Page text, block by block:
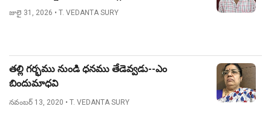
జులై 31, 2026 • T. VEDANTA SURY
తల్లి గర్భము నుండి ధనము తేడెవ్వడు--ఎం
బిందుమాధవి
నవంబర్ 13, 2020 • T. VEDANTA SURY